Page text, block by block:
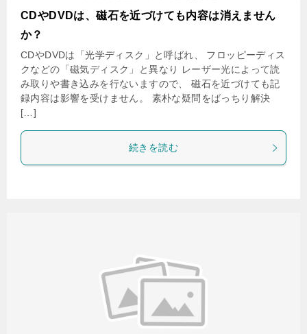
CDやDVDは、磁石を近づけても内容は消えません
か？
CDやDVDは「光学ディスク」と呼ばれ、 フロッピーディス
クなどの「磁気ディスク」と異なり レーザー光によって読
み取りや書き込みを行ないますので、 磁石を近づけても記
録内容は影響を受けません。 素朴な疑問をばっちり解決
[…]
続きを読む